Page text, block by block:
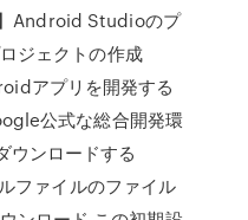
Android Studioのプ
ジェクトの作成
アプリを開発する
公式な総合開発環
ウンロードする
ファイルのファイル